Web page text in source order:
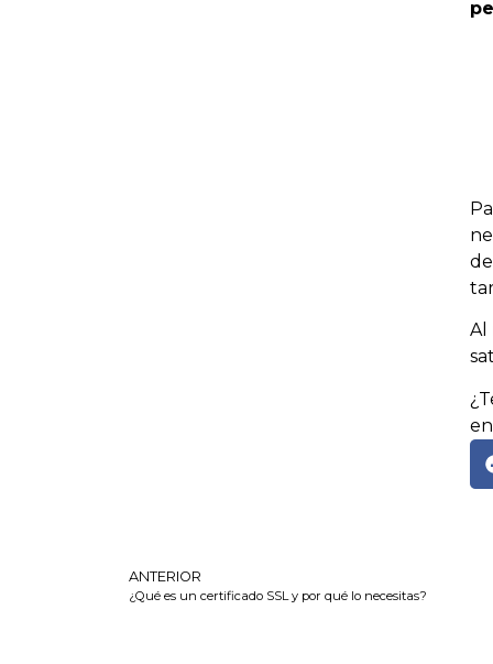
Al
en
ANTERIOR
¿Qué es un certificado SSL y por qué lo necesitas?